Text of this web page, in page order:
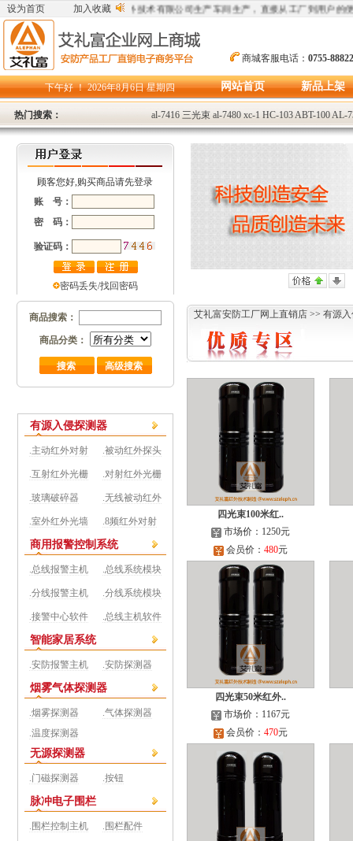
设为首页 加入收藏
产品均为深圳市艾礼富红外技术有限公司生产车间生产，直接从工厂到用户的便
商城客服电话： 0755-
下午好 ！2026年8月6日 星期四 网站首页 新品上架
热门搜索： al-7416 三光束 al-7480 xc-1 HC-103ABT-100AL-
顾客您好,购买商品请先登录
账 号：
密 码：
验证码：
密码丢失/找回密码
商品搜索：
商品分类：
有源入侵探测器
.主动红外对射 .被动红外探头
.互射红外光栅 .对射红外光栅
.玻璃破碎器 .无线被动红外
.室外红外光墙 .8频红外对射
商用报警控制系统
.总线报警主机 .总线系统模块
.分线报警主机 .分线系统模块
.接警中心软件 .总线主机软件
智能家居系统
.安防报警主机 .安防探测器
烟雾气体探测器
.烟雾探测器
.气体探测器
.温度探测器
无源探测器
.门磁探测器 .按钮
脉冲电子围栏
.围栏控制主机 .围栏配件
艾礼富安防工厂网上直销店 >> 有源
四光束100米红..
市场价：1250元
会员价： 480元
四光束50米红外..
市场价：1167元
会员价： 470元